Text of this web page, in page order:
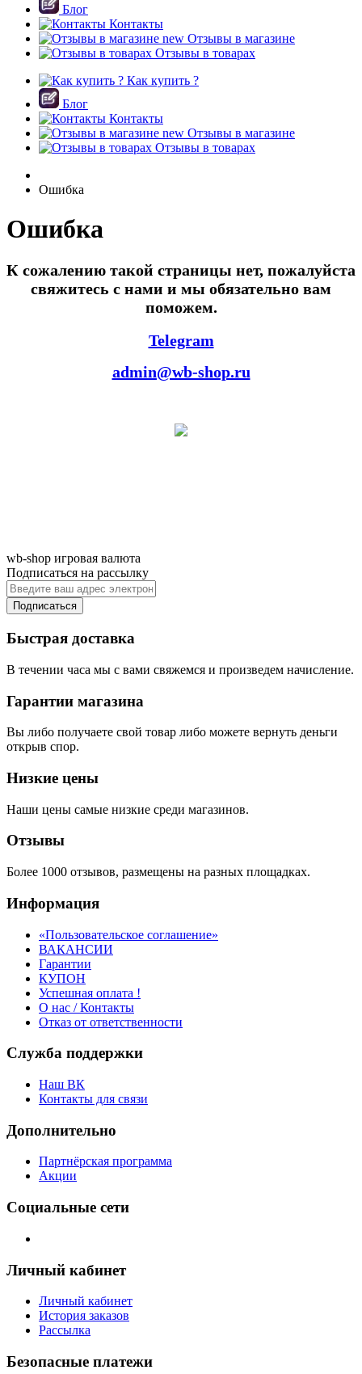
Блог
Контакты
new Отзывы в магазине
Отзывы в товарах
Как купить ?
Блог
Контакты
new Отзывы в магазине
Отзывы в товарах
Ошибка
Ошибка
К сожалению такой страницы нет, пожалуйста
свяжитесь с нами и мы обязательно вам
поможем.
Telegram
admin@wb-shop.ru
wb-shop игровая валюта
Подписаться на рассылку
Подписаться
Быстрая доставка
В течении часа мы с вами свяжемся и произведем начисление.
Гарантии магазина
Вы либо получаете свой товар либо можете вернуть деньги
открыв спор.
Низкие цены
Наши цены самые низкие среди магазинов.
Отзывы
Более 1000 отзывов, размещены на разных площадках.
Информация
«Пользовательское соглашение»
ВАКАНСИИ
Гарантии
КУПОН
Успешная оплата !
О нас / Контакты
Отказ от ответственности
Служба поддержки
Наш ВК
Контакты для связи
Дополнительно
Партнёрская программа
Акции
Социальные сети
Личный кабинет
Личный кабинет
История заказов
Рассылка
Безопасные платежи